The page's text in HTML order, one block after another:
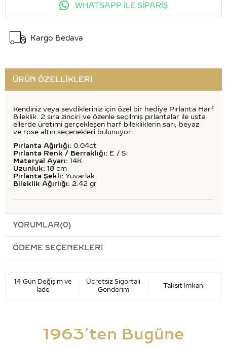
WHATSAPP İLE SİPARİŞ
Kargo Bedava
ÜRÜN ÖZELLIKLERI
Kendiniz veya sevdikleriniz için özel bir hediye Pırlanta Harf
Bileklik. 2 sıra zinciri ve özenle seçilmiş pırlantalar ile usta
ellerde üretimi gerçekleşen harf bilekliklerin sarı, beyaz
ve rose altın seçenekleri bulunuyor.
Pırlanta Ağırlığı: 0.04ct
Pırlanta Renk / Berraklığı: E / Sı
Materyal Ayarı: 14K
Uzunluk: 18 cm
Pırlanta Şekli: Yuvarlak
Bileklik Ağırlığı: 2.42 gr
YORUMLAR(0)
ÖDEME SEÇENEKLERI
14 Gün Değişim ve
İade
Ücretsiz Sigortalı
Gönderim
Taksit İmkanı
1963’ten Bugüne